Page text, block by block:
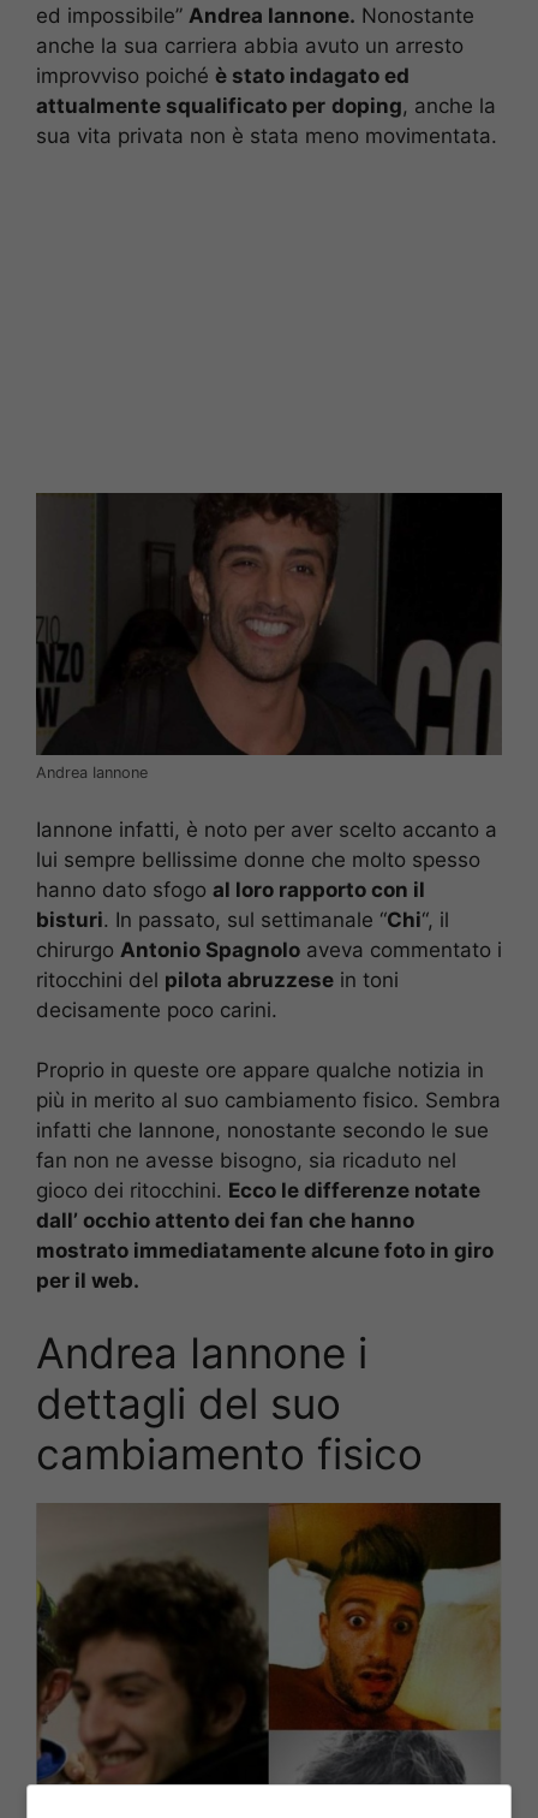
ed impossibile” Andrea Iannone. Nonostante
anche la sua carriera abbia avuto un arresto
improvviso poiché è stato indagato ed
attualmente squalificato per doping, anche la
sua vita privata non è stata meno movimentata.
Andrea Iannone
Iannone infatti, è noto per aver scelto accanto a
lui sempre bellissime donne che molto spesso
hanno dato sfogo al loro rapporto con il
bisturi. In passato, sul settimanale “Chi“, il
chirurgo Antonio Spagnolo aveva commentato i
ritocchini del pilota abruzzese in toni
decisamente poco carini.
Proprio in queste ore appare qualche notizia in
più in merito al suo cambiamento fisico. Sembra
infatti che Iannone, nonostante secondo le sue
fan non ne avesse bisogno, sia ricaduto nel
gioco dei ritocchini. Ecco le differenze notate
dall’ occhio attento dei fan che hanno
mostrato immediatamente alcune foto in giro
per il web.
Andrea Iannone i
dettagli del suo
cambiamento fisico